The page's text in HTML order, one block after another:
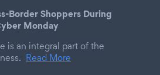
Border Shoppers During
Monday
is an integral part of the
Read More